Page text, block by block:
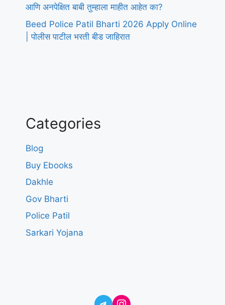
आणि अनपेक्षित बाबी तुम्हाला माहीत आहेत का?
Beed Police Patil Bharti 2026 Apply Online
| पोलीस पाटील भरती बीड जाहिरात
Categories
Blog
Buy Ebooks
Dakhle
Gov Bharti
Police Patil
Sarkari Yojana